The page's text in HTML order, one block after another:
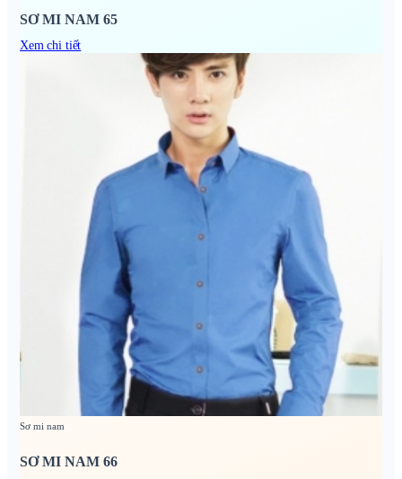
SƠ MI NAM 65
Xem chi tiết
Sơ mi nam
SƠ MI NAM 66